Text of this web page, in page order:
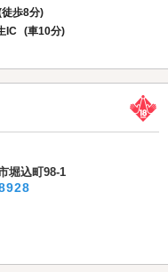
歩8分)
IC (車10分)
堀込町98-1